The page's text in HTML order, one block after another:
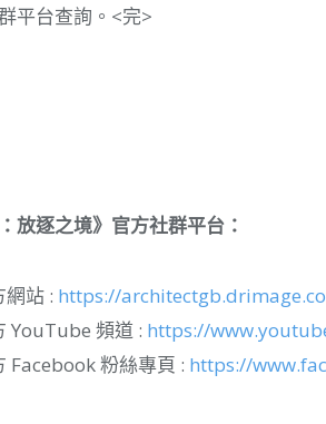
平台查詢。<完>
放逐之境》官方社群平台：
網站 : https://
YouTube 頻道 : https://
Facebook 粉絲專頁 : https://